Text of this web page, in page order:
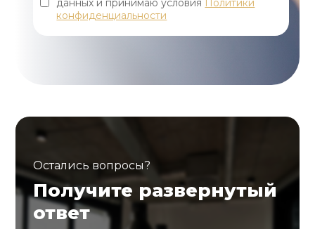
данных и принимаю условия Политики
конфиденциальности
Остались вопросы?
Получите развернутый
ответ